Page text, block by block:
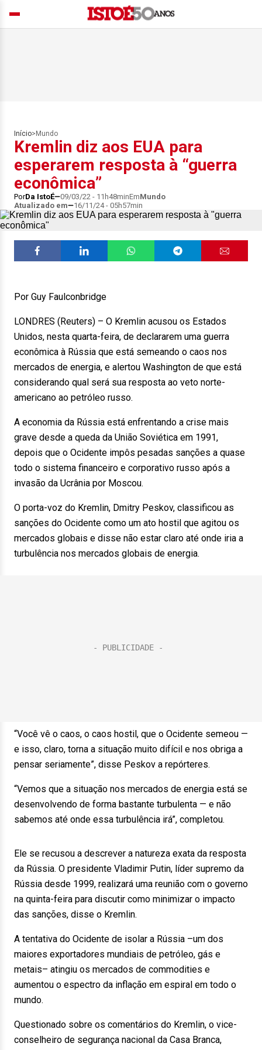
Início> Mundo
Kremlin diz aos EUA para
esperarem resposta à “guerra
econômica”
PorDa IstoÉ 09/03/22 - 11h48minEmMundo
Atualizado em
16/11/24 - 05h57min
Por Guy Faulconbridge
LONDRES (Reuters) – O Kremlin acusou os Estados
Unidos, nesta quarta-feira, de declararem uma guerra
econômica à Rússia que está semeando o caos nos
mercados de energia, e alertou Washington de que está
considerando qual será sua resposta ao veto norte-
americano ao petróleo russo.
A economia da Rússia está enfrentando a crise mais
grave desde a queda da União Soviética em 1991,
depois que o Ocidente impôs pesadas sanções a quase
todo o sistema financeiro e corporativo russo após a
invasão da Ucrânia por Moscou.
O porta-voz do Kremlin, Dmitry Peskov, classificou as
sanções do Ocidente como um ato hostil que agitou os
mercados globais e disse não estar claro até onde iria a
turbulência nos mercados globais de energia.
“Você vê o caos, o caos hostil, que o Ocidente semeou —
e isso, claro, torna a situação muito difícil e nos obriga a
pensar seriamente”, disse Peskov a repórteres.
“Vemos que a situação nos mercados de energia está se
desenvolvendo de forma bastante turbulenta — e não
sabemos até onde essa turbulência irá”, completou.
Ele se recusou a descrever a natureza exata da resposta
da Rússia. O presidente Vladimir Putin, líder supremo da
Rússia desde 1999, realizará uma reunião com o governo
na quinta-feira para discutir como minimizar o impacto
das sanções, disse o Kremlin.
A tentativa do Ocidente de isolar a Rússia –um dos
maiores exportadores mundiais de petróleo, gás e
metais– atingiu os mercados de commodities e
aumentou o espectro da inflação em espiral em todo o
mundo.
Questionado sobre os comentários do Kremlin, o vice-
conselheiro de segurança nacional da Casa Branca,